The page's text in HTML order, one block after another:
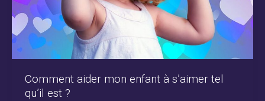
Comment aider mon enfant à s’aimer tel
qu’il est ?